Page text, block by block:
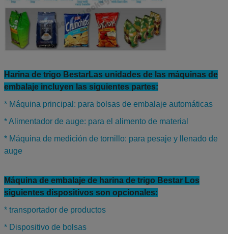
máquinas.
Harina de trigo BestarLas unidades de las máquinas de
embalaje incluyen las siguientes partes:
* Máquina principal: para bolsas de embalaje automáticas
* Alimentador de auge: para el alimento de material
* Máquina de medición de tornillo: para pesaje y llenado de
auge
Máquina de embalaje de harina de trigo Bestar Los
siguientes dispositivos son opcionales:
* transportador de productos
* Dispositivo de bolsas